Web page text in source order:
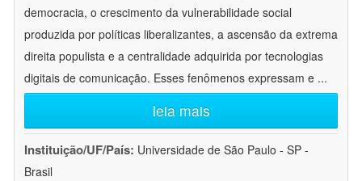
democracia, o crescimento da vulnerabilidade social
produzida por políticas liberalizantes, a ascensão da extrema
direita populista e a centralidade adquirida por tecnologias
digitais de comunicação. Esses fenômenos expressam e ...
leia mais
Instituição/UF/País: Universidade de São Paulo - SP -
Brasil